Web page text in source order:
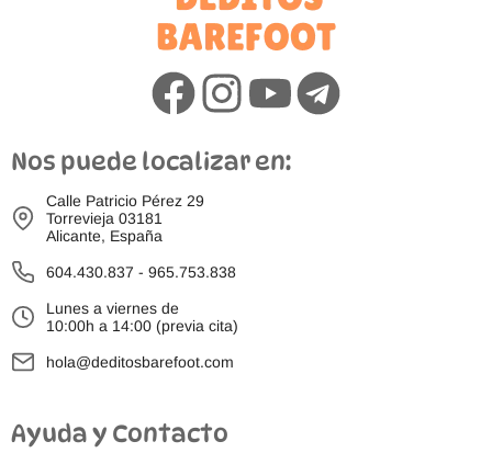
Nos puede localizar en:
Calle Patricio Pérez 29
Torrevieja 03181
Alicante, España
604.430.837 - 965.753.838
Lunes a viernes de
10:00h a 14:00 (previa cita)
hola@deditosbarefoot.com
Ayuda y Contacto